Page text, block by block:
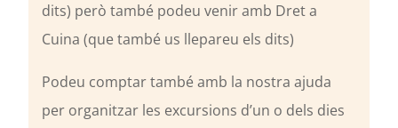
dits) però també podeu venir amb Dret a
Cuina (que també us llepareu els dits)
Podeu comptar també amb la nostra ajuda
per organitzar les excursions d’un o dels dies